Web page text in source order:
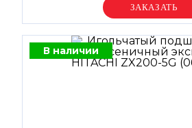
Уточняйте цену
В наличии